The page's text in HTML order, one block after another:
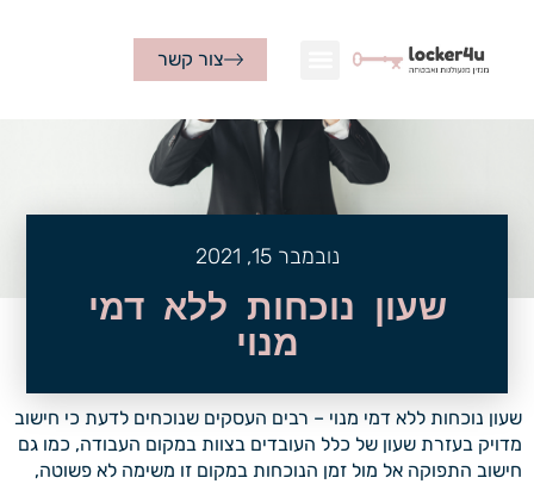
צור קשר
נובמבר 15, 2021
שעון נוכחות ללא דמי
מנוי
שעון נוכחות ללא דמי מנוי – רבים העסקים שנוכחים לדעת כי חישוב
מדויק בעזרת שעון של כלל העובדים בצוות במקום העבודה, כמו גם
חישוב התפוקה אל מול זמן הנוכחות במקום זו משימה לא פשוטה,